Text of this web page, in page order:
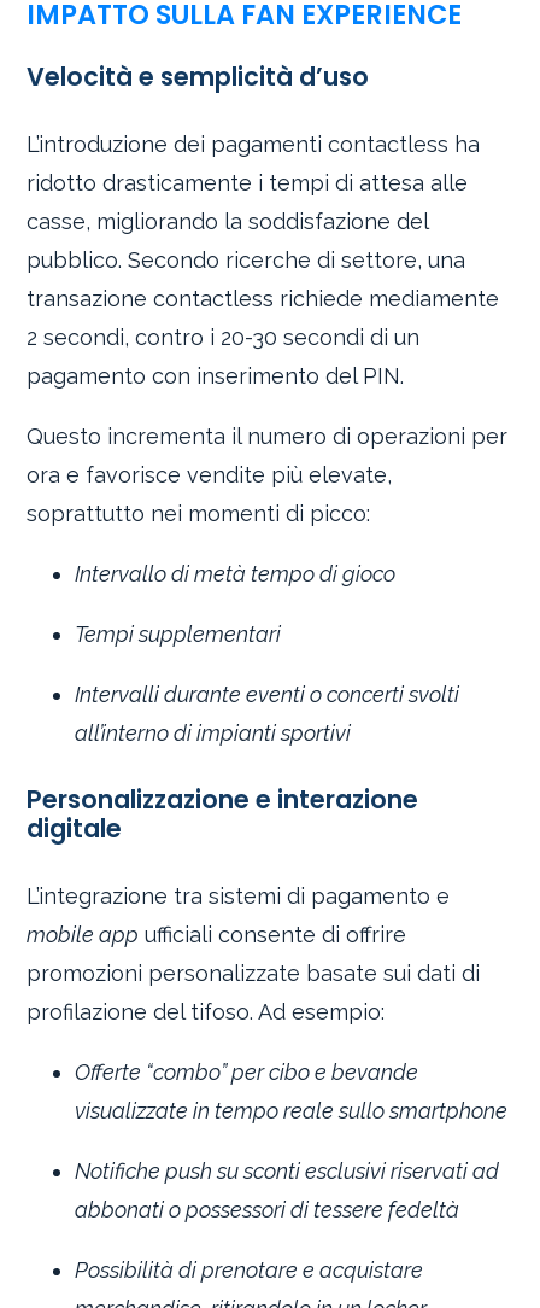
IMPATTO SULLA FAN EXPERIENCE
Velocità e semplicità d’uso
L’introduzione dei pagamenti contactless ha
ridotto drasticamente i tempi di attesa alle
casse, migliorando la soddisfazione del
pubblico. Secondo ricerche di settore, una
transazione contactless richiede mediamente
2 secondi, contro i 20-30 secondi di un
pagamento con inserimento del PIN.
Questo incrementa il numero di operazioni per
ora e favorisce vendite più elevate,
soprattutto nei momenti di picco:
Intervallo di metà tempo di gioco
Tempi supplementari
Intervalli durante eventi o concerti svolti
all’interno di impianti sportivi
Personalizzazione e interazione
digitale
L’integrazione tra sistemi di pagamento e
mobile app ufficiali consente di offrire
promozioni personalizzate basate sui dati di
profilazione del tifoso. Ad esempio:
Offerte “combo” per cibo e bevande
visualizzate in tempo reale sullo smartphone
Notifiche push su sconti esclusivi riservati ad
abbonati o possessori di tessere fedeltà
Possibilità di prenotare e acquistare